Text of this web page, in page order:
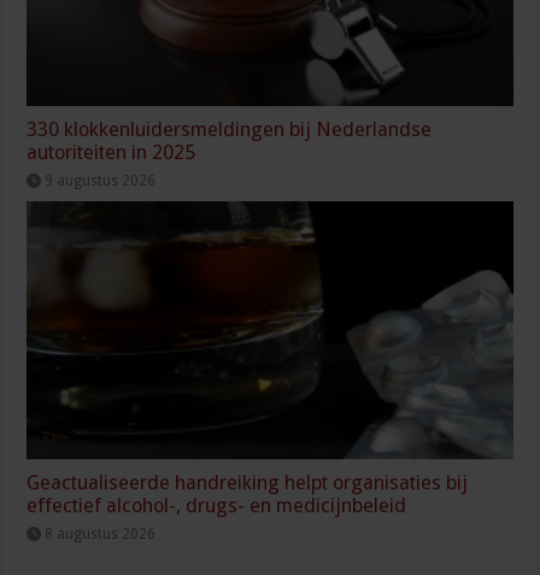
330 klokkenluidersmeldingen bij Nederlandse
autoriteiten in 2025
9 augustus 2026
Geactualiseerde handreiking helpt organisaties bij
effectief alcohol-, drugs- en medicijnbeleid
8 augustus 2026